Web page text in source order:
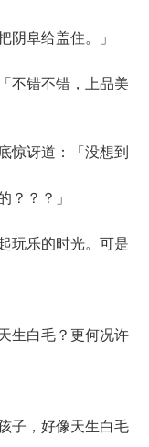
阴阜给盖住。」
错不错，上品美
讶道：「没想到
？？？」
乐的时光。可是
白毛？更何况许
，好像天生白毛